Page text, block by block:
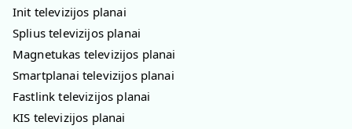
Init televizijos planai
Splius televizijos planai
Magnetukas televizijos planai
Smartplanai televizijos planai
Fastlink televizijos planai
KIS televizijos planai